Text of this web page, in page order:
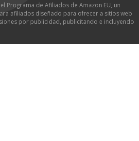
Programa de Afiliados de Amazon EU, un
afiliados diseñado para ofrecer a sitios web
por publicidad, publicitando e incluyendo